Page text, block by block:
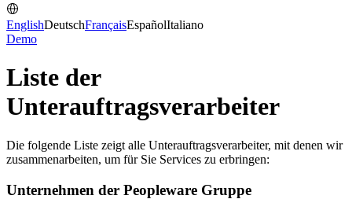
EnglishDeutschFrançaisEspañolItaliano
Demo
Liste der
Unterauftragsverarbeiter
Die folgende Liste zeigt alle Unterauftragsverarbeiter, mit denen wir
zusammenarbeiten, um für Sie Services zu erbringen:
Unternehmen der Peopleware Gruppe